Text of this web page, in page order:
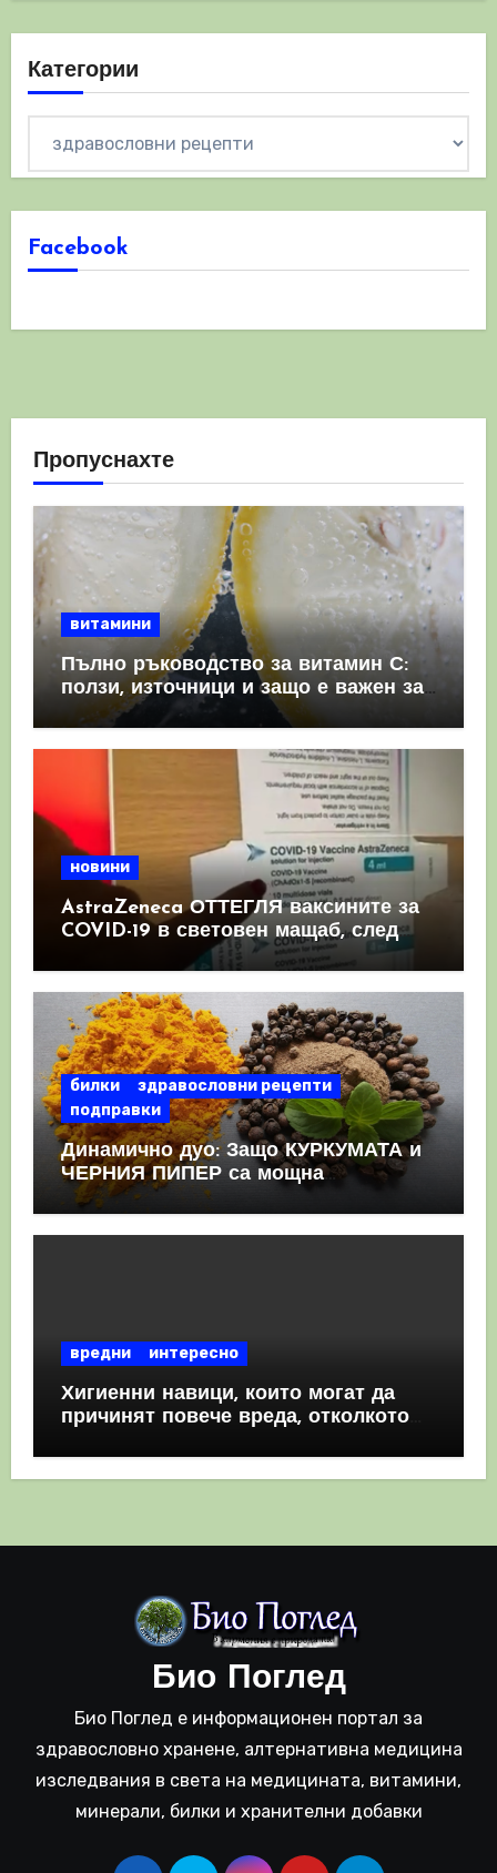
Категории
Facebook
Пропуснахте
витамини
Пълно ръководство за витамин С:
ползи, източници и защо е важен за
имунната система
новини
AstraZeneca ОТТЕГЛЯ ваксините за
COVID-19 в световен мащаб, след
като призна, че те причиняват
КРЪВНИ съсиреци
билки
здравословни рецепти
подправки
Динамично дуо: Защо КУРКУМАТА и
ЧЕРНИЯ ПИПЕР са мощна
комбинация
вредни интересно
Хигиенни навици, които могат да
причинят повече вреда, отколкото
Био Поглед
Био Поглед е информационен портал за
здравословно хранене, алтернативна медицина
изследвания в света на медицината, витамини,
минерали, билки и хранителни добавки